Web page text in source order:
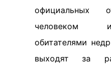
официальных
человеком
обитателями
выходят за